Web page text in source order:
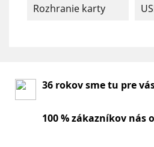
Rozhranie karty
36 rokov sme tu pre
100 % zákazníkov nás